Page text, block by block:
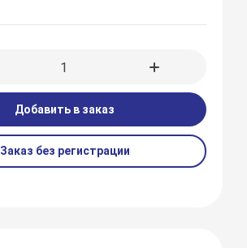
Добавить в заказ
Заказ без регистрации